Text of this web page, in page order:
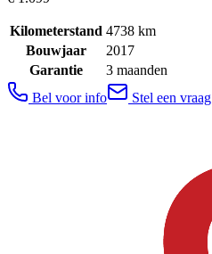
Kilometerstand 4738 km
Bouwjaar
2017
Garantie
3 maanden
Bel voor info
Stel een vraag